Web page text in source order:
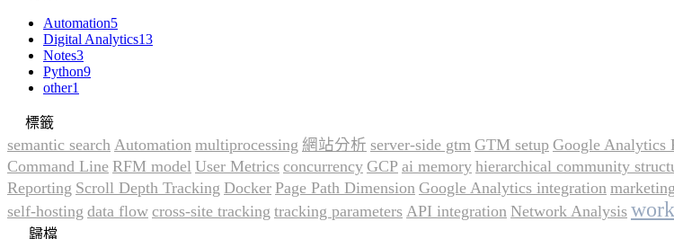
Automation5
Digital Analytics13
Notes3
Python9
other1
標籤
semantic search Automation multiprocessing 網站分析 server-side gtm GTM setup Google Analytics
Command Line RFM model User Metrics concurrency GCP ai memory hierarchical community
Reporting Scroll Depth Tracking Docker Page Path Dimension Google Analytics integration
self-hosting data flow cross-site tracking tracking parameters API integration Network Analysis
歸檔